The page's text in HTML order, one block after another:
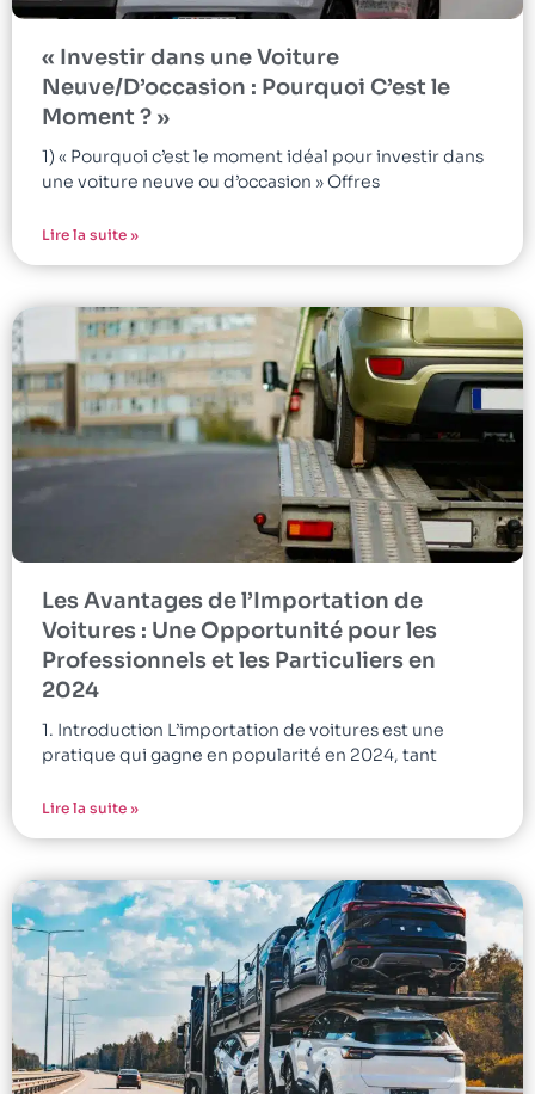
« Investir dans une Voiture
Neuve/D’occasion : Pourquoi C’est le
Moment ? »
1) « Pourquoi c’est le moment idéal pour investir dans
une voiture neuve ou d’occasion » Offres
Lire la suite »
Les Avantages de l’Importation de
Voitures : Une Opportunité pour les
Professionnels et les Particuliers en
2024
1. Introduction L’importation de voitures est une
pratique qui gagne en popularité en 2024, tant
Lire la suite »